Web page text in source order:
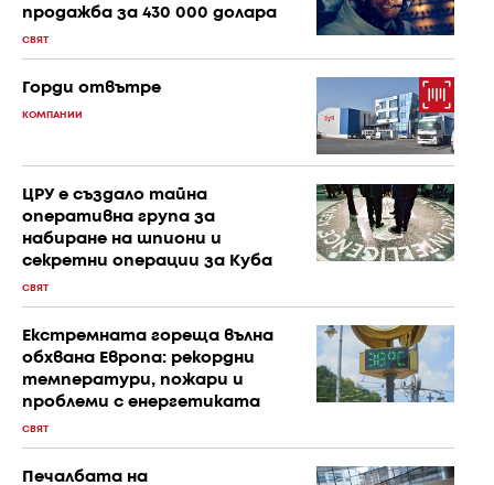
продажба за 430 000 долара
СВЯТ
Горди отвътре
КОМПАНИИ
ЦРУ е създало тайна
оперативна група за
набиране на шпиони и
секретни операции за Куба
СВЯТ
Екстремната гореща вълна
обхвана Европа: рекордни
температури, пожари и
проблеми с енергетиката
СВЯТ
Печалбата на